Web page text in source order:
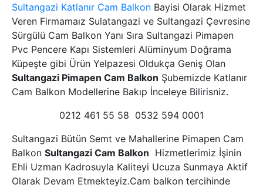
Sultangazi Katlanır Cam Balkon Bayisi Olarak Hizmet
Veren Firmamaız Sulatangazi ve Sultangazi Çevresine
Sürgülü Cam Balkon Yanı Sıra Sultangazi Pimapen
Pvc Pencere Kapı Sistemleri Alüminyum Doğrama
Küpeşte gibi Ürün Yelpazesi Oldukça Geniş Olan
Sultangazi Pimapen Cam Balkon Şubemizde Katlanır
Cam Balkon Modellerine Bakıp İnceleye Bilirisniz.
0212 461 55 58 0532 594 0001
Sultangazi Bütün Semt ve Mahallerine Pimapen Cam
Balkon Sultangazi Cam Balkon Hizmetlerimiz İşinin
Ehli Uzman Kadrosuyla Kaliteyi Ucuza Sunmaya Aktif
Olarak Devam Etmekteyiz.Cam balkon tercihinde